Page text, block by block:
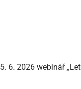
2026 webinář